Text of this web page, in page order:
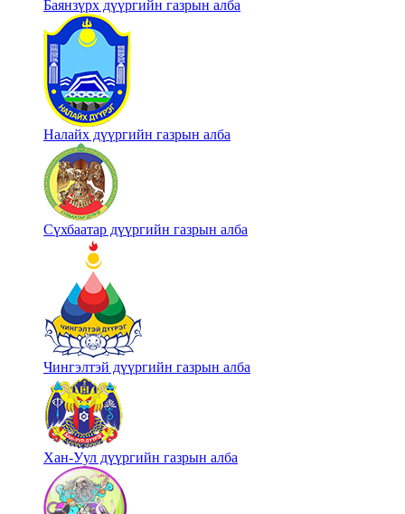
Баянзүрх дүүргийн газрын алба
Налайх дүүргийн газрын алба
Сүхбаатар дүүргийн газрын алба
Чингэлтэй дүүргийн газрын алба
Хан-Уул дүүргийн газрын алба